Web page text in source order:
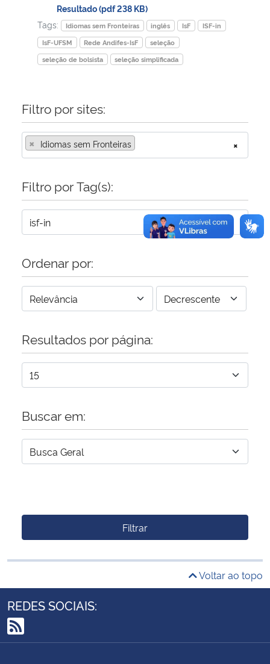
Ministério do Turismo
Ministério do Desenvolvimento Regional
Ministério da Mulher, da Família e dos Direitos Humanos
Secretaria-Geral
Secretaria de Governo
Banco Central do Brasil
Planalto
Resultado (pdf 238 KB)
Tags:
Idiomas sem Fronteiras inglês IsF
ISF-in
IsF-UFSM
Rede Andifes-IsF
seleção
seleção de bolsista
seleção simplificada
Filtro por sites:
×
× Idiomas sem Fronteiras
Filtro por Tag(s):
Ordenar por:
Resultados por página:
Buscar em:
Filtrar
Voltar ao topo
REDES SOCIAIS:
RSS